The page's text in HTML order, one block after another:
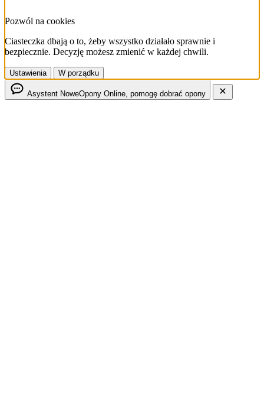
Pozwól na cookies
Ciasteczka dbają o to, żeby wszystko działało sprawnie i
bezpiecznie. Decyzję możesz zmienić w każdej chwili.
Ustawienia W porządku
Asystent NoweOpony Online, pomogę dobrać opony